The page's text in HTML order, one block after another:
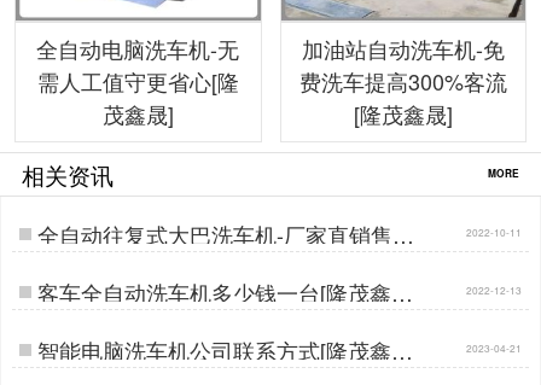
全自动电脑洗车机-无
需人工值守更省心[隆
茂鑫晟]
加油站自动洗车机-免
费洗车提高300%客流
[隆茂鑫晟]
相关资讯 MORE
全自动往复式大巴洗车机-厂家直销售后
有保障[隆茂鑫晟]…
2022-10-11
客车全自动洗车机多少钱一台[隆茂鑫晟]
…
2022-12-13
智能电脑洗车机公司联系方式[隆茂鑫晟]
…
2023-04-21